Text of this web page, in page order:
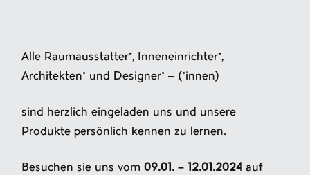
Alle Raumausstatter*, Inneneinrichter*,
Architekten* und Designer* – (*innen)
sind herzlich eingeladen uns und unsere
Produkte persönlich kennen zu lernen.
Besuchen sie uns vom09.01. – 12.01.2024auf